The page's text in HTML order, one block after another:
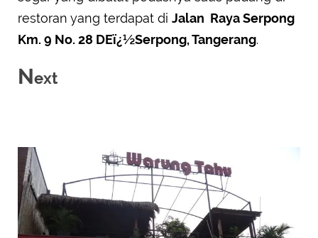
restoran yang terdapat di Jalan Raya Serpong
Km. 9 No. 28 DEï¿½Serpong, Tangerang.
Next